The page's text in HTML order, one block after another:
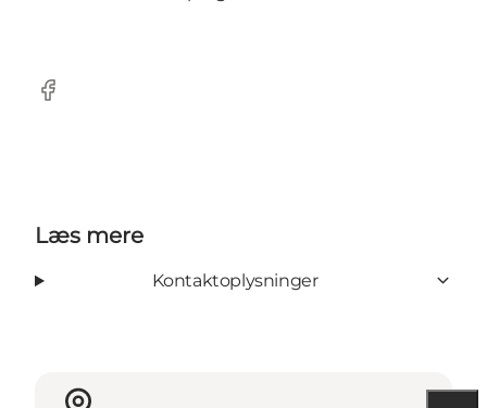
Facebook
Læs mere
Kontaktoplysninger